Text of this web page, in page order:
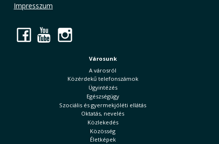
Impresszum
Facebook
YouTube
Városunk
A városról
Közérdekű telefonszámok
Ügyintézés
Egészségügy
Szociális és gyermekjóléti ellátás
Oktatás, nevelés
Közlekedés
Közösség
Életképek